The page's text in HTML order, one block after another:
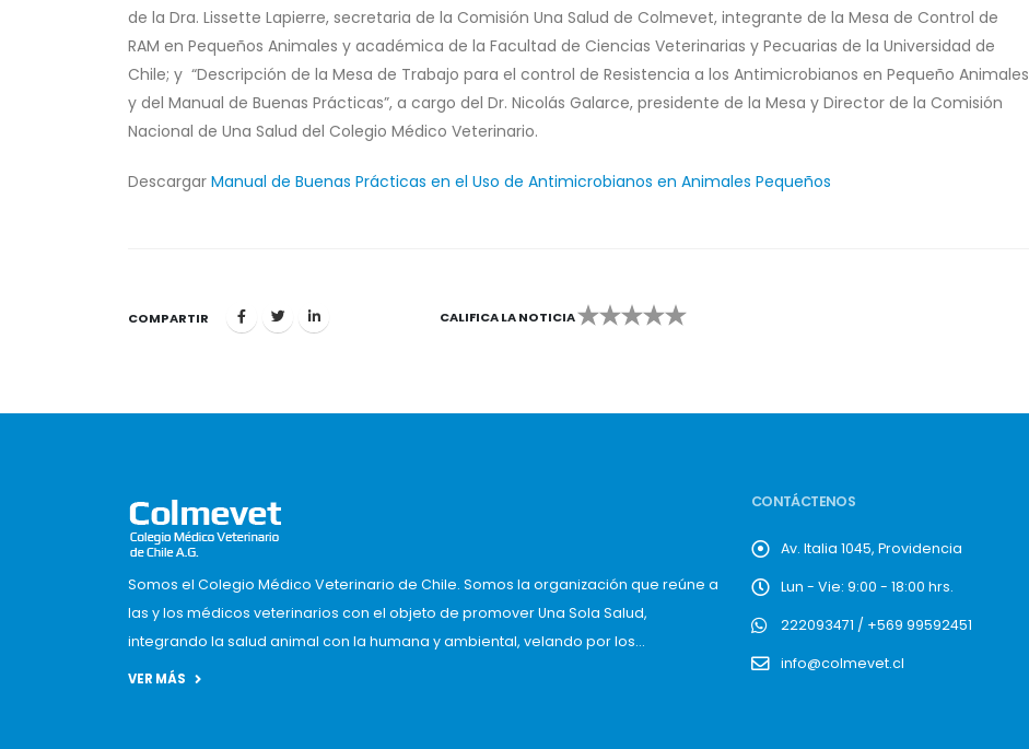
de la Dra. Lissette Lapierre, secretaria de la Comisión Una Salud de Colmevet, integrante de la Mesa de Control de
RAM en Pequeños Animales y académica de la Facultad de Ciencias Veterinarias y Pecuarias de la Universidad de
Chile; y “Descripción de la Mesa de Trabajo para el control de Resistencia a los Antimicrobianos en Pequeño Animales
y del Manual de Buenas Prácticas”, a cargo del Dr. Nicolás Galarce, presidente de la Mesa y Director de la Comisión
Nacional de Una Salud del Colegio Médico Veterinario.
Descargar Manual de Buenas Prácticas en el Uso de Antimicrobianos en Animales Pequeños
COMPARTIR CALIFICA LA NOTICIA
1 2 3 4 5
Somos el Colegio Médico Veterinario de Chile. Somos la organización que reúne a
las y los médicos veterinarios con el objeto de promover Una Sola Salud,
integrando la salud animal con la humana y ambiental, velando por los...
VER MÁS
CONTÁCTENOS
Av. Italia 1045, Providencia
Lun - Vie: 9:00 - 18:00 hrs.
222093471 / +569 99592451
info@colmevet.cl